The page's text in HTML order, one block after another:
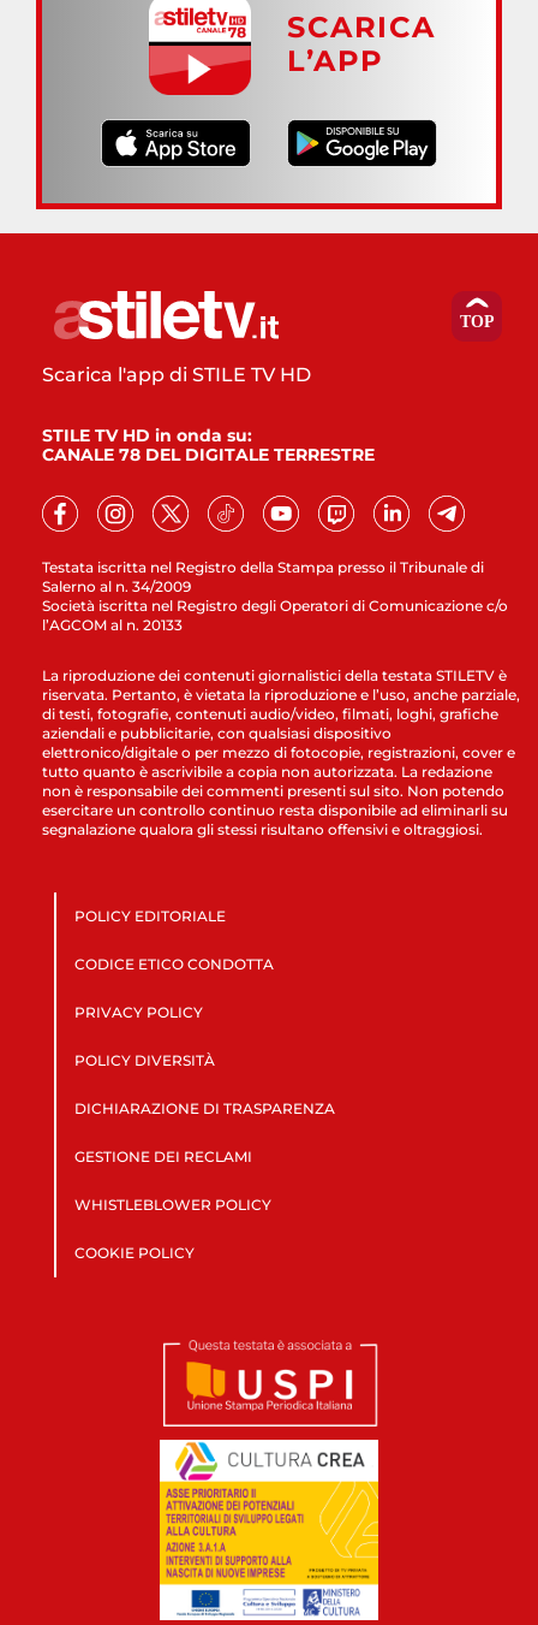
SCARICA
L’APP
Testata iscritta nel Registro della Stampa presso il Tribunale di
Salerno al n. 34/2009
Società iscritta nel Registro degli Operatori di Comunicazione c/o
l’AGCOM al n. 20133
Scarica l'app di STILE TV HD
STILE TV HD in onda su:
CANALE 78 DEL DIGITALE TERRESTRE
La riproduzione dei contenuti giornalistici della testata STILETV è
riservata. Pertanto, è vietata la riproduzione e l’uso, anche parziale,
di testi, fotografie, contenuti audio/video, filmati, loghi, grafiche
aziendali e pubblicitarie, con qualsiasi dispositivo
elettronico/digitale o per mezzo di fotocopie, registrazioni, cover e
tutto quanto è ascrivibile a copia non autorizzata. La redazione
non è responsabile dei commenti presenti sul sito. Non potendo
esercitare un controllo continuo resta disponibile ad eliminarli su
segnalazione qualora gli stessi risultano offensivi e oltraggiosi.
POLICY EDITORIALE
CODICE ETICO CONDOTTA
PRIVACY POLICY
POLICY DIVERSITÀ
DICHIARAZIONE DI TRASPARENZA
GESTIONE DEI RECLAMI
WHISTLEBLOWER POLICY
COOKIE POLICY